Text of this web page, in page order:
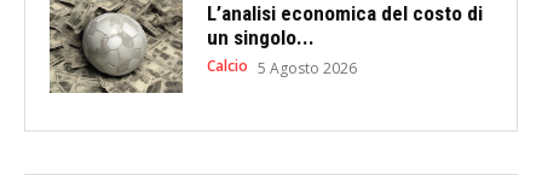
L’analisi economica del costo di
un singolo...
Calcio 5 Agosto 2026